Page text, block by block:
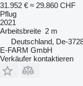
31.952 € ≈ 29.860 CHF
Pflug
2021
Arbeitsbreite 2 m
Deutschland, De-
E-FARM GmbH
Verkäufer kontaktieren